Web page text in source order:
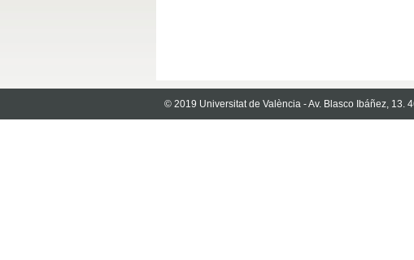
© 2019 Universitat de València - Av. Blasco Ibáñez, 13.